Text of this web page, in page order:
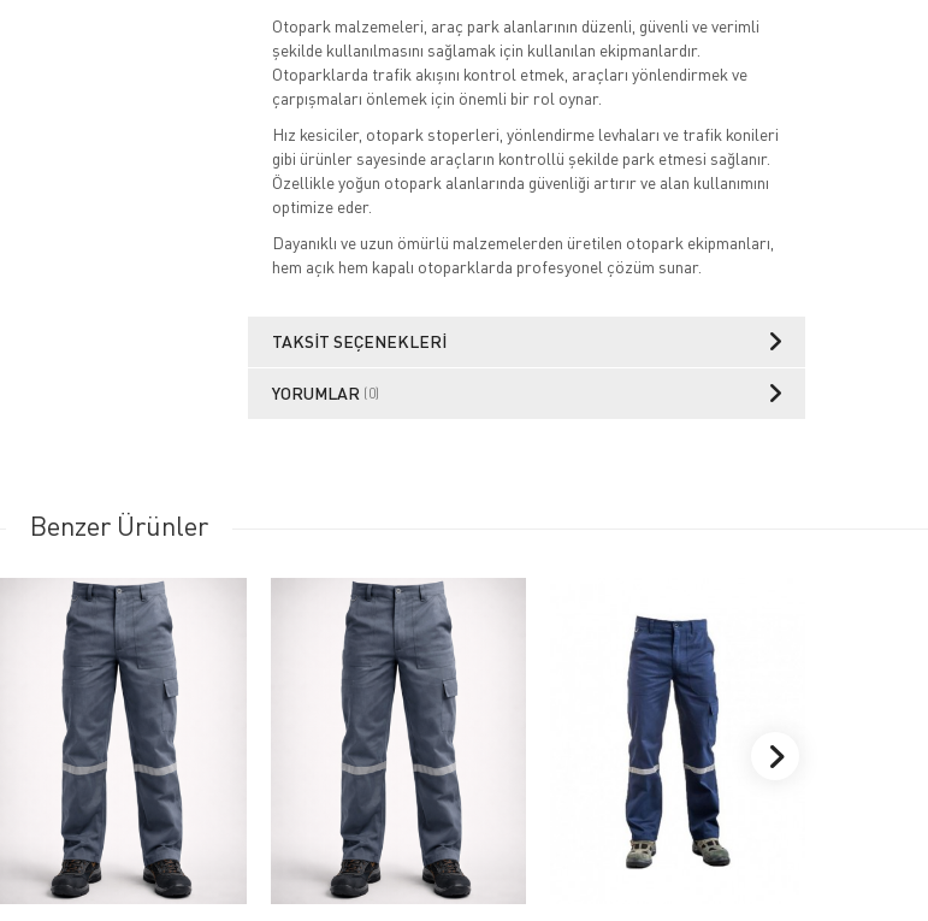
Otopark malzemeleri, araç park alanlarının düzenli, güvenli ve verimli
şekilde kullanılmasını sağlamak için kullanılan ekipmanlardır.
Otoparklarda trafik akışını kontrol etmek, araçları yönlendirmek ve
çarpışmaları önlemek için önemli bir rol oynar.
Hız kesiciler, otopark stoperleri, yönlendirme levhaları ve trafik konileri
gibi ürünler sayesinde araçların kontrollü şekilde park etmesi sağlanır.
Özellikle yoğun otopark alanlarında güvenliği artırır ve alan kullanımını
optimize eder.
Dayanıklı ve uzun ömürlü malzemelerden üretilen otopark ekipmanları,
hem açık hem kapalı otoparklarda profesyonel çözüm sunar.
TAKSIT SEÇENEKLERI
YORUMLAR (0)
Benzer Ürünler